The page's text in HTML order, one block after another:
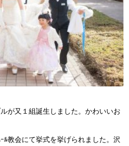
が又１組誕生しました。かわいいお
ﾙ教会にて挙式を挙げられました。沢